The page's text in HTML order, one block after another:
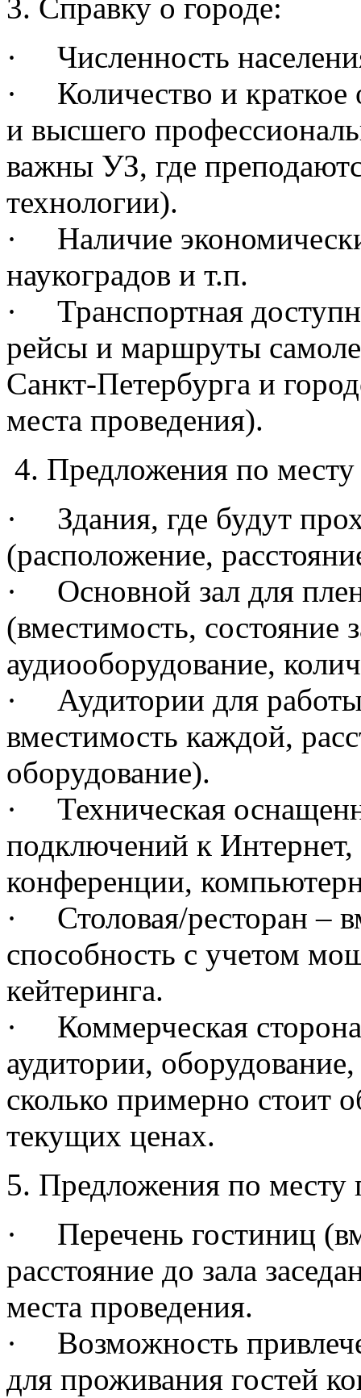
3. Справку о городе:
· Численность
· Количество и краткое
и высшего
важны УЗ, где
технологии).
· Наличие
наукоградов и т.п.
· Транспортная
рейсы и маршруты
Санкт-Петербурга и
места проведения).
4. Предложения по месту
· Здания, где будут
(расположение,
· Основной зал для
(вместимость, состояние
аудиооборудование,
· Аудитории для работы
вместимость каждой,
оборудование).
· Техническая
подключений к
конференции,
· Столовая/ресторан –
способность с учетом
кейтеринга.
· Коммерческая
аудитории,
сколько примерно стоит
текущих ценах.
5. Предложения по месту
· Перечень гостиниц
расстояние до зала
места проведения.
· Возможность
для проживания гостей